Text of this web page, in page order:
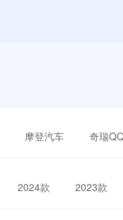
摩登汽车 奇瑞
2024款 2023款